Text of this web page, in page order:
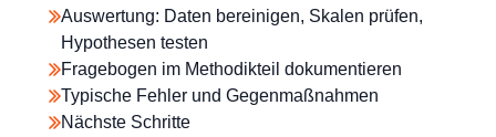
Auswertung: Daten bereinigen, Skalen prüfen,
Hypothesen testen
Fragebogen im Methodikteil dokumentieren
Typische Fehler und Gegenmaßnahmen
Nächste Schritte